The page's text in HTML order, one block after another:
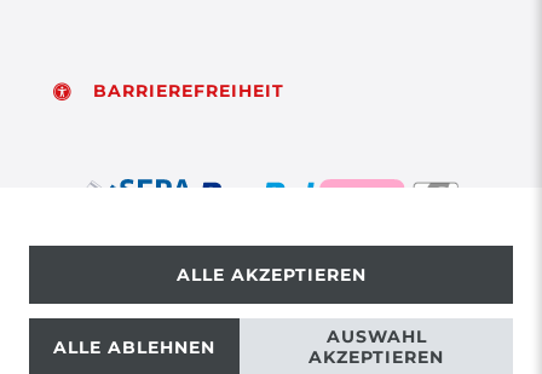
BARRIEREFREIHEIT
© Copyright 2026 | Alle Rechte vorbehalten.
ALLE AKZEPTIEREN
ALLE ABLEHNEN
AUSWAHL
AKZEPTIEREN